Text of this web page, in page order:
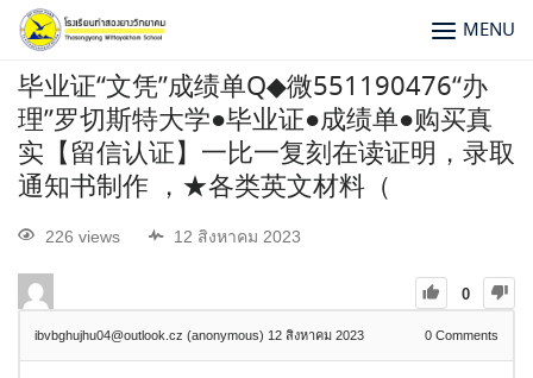
MENU
毕业证“文凭”成绩单Q◆微551190476“办
理”罗切斯特大学●毕业证●成绩单●购买真
实【留信认证】一比一复刻在读证明，录取
通知书制作 ，★各类英文材料（
226 views 12 สิงหาคม 2023
0
ibvbghujhu04@outlook.cz (anonymous) 12 สิงหาคม 2023 0 Comments